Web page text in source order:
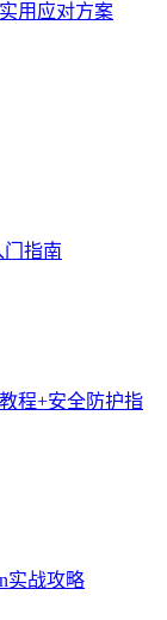
用应对方案
门指南
程+安全防护指
实战攻略